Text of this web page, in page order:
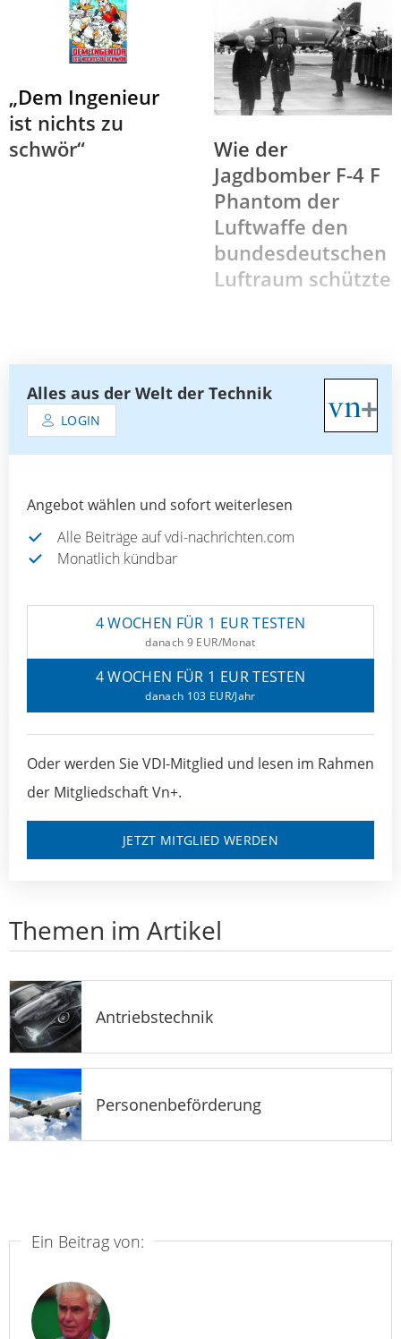
„Dem Ingenieur
ist nichts zu
schwör“
Wie der
Jagdbomber F-4 F
Phantom der
Luftwaffe den
bundesdeutschen
Luftraum schützte
Alles aus der Welt der Technik
LOGIN
Angebot wählen und sofort weiterlesen
Alle Beiträge auf vdi-nachrichten.com
Monatlich kündbar
4 WOCHEN FÜR 1 EUR TESTEN
danach 9 EUR/Monat
4 WOCHEN FÜR 1 EUR TESTEN
danach 103 EUR/Jahr
Oder werden Sie VDI-Mitglied und lesen im Rahmen
der Mitgliedschaft Vn+.
JETZT MITGLIED WERDEN
Themen im Artikel
Antriebstechnik
Personenbeförderung
Ein Beitrag von: